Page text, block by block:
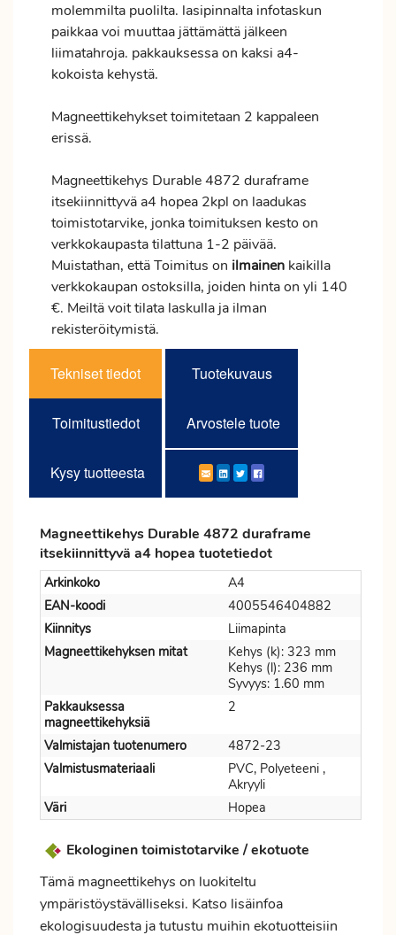
molemmilta puolilta. lasipinnalta infotaskun
paikkaa voi muuttaa jättämättä jälkeen
liimatahroja. pakkauksessa on kaksi a4-
kokoista kehystä.
Magneettikehykset toimitetaan 2 kappaleen
erissä.
Magneettikehys Durable 4872 duraframe
itsekiinnittyvä a4 hopea 2kpl on laadukas
toimistotarvike, jonka toimituksen kesto on
verkkokaupasta tilattuna 1-2 päivää.
Muistathan, että Toimitus on ilmainen kaikilla
verkkokaupan ostoksilla, joiden hinta on yli 140
€. Meiltä voit tilata laskulla ja ilman
rekisteröitymistä.
Tekniset tiedot Tuotekuvaus
Toimitustiedot Arvostele tuote
Kysy tuotteesta
Magneettikehys Durable 4872 duraframe
itsekiinnittyvä a4 hopea tuotetiedot
Arkinkoko
A4
EAN-koodi
4005546404882
Kiinnitys
Liimapinta
Magneettikehyksen mitat
Kehys (k): 323 mm
Kehys (l): 236 mm
Syvyys: 1.60 mm
Pakkauksessa
magneettikehyksiä
2
Valmistajan tuotenumero
4872-23
Valmistusmateriaali
PVC, Polyeteeni ,
Akryyli
Väri
Hopea
Ekologinen toimistotarvike / ekotuote
Tämä magneettikehys on luokiteltu
ympäristöystävälliseksi. Katso lisäinfoa
ekologisuudesta ja tutustu muihin ekotuotteisiin